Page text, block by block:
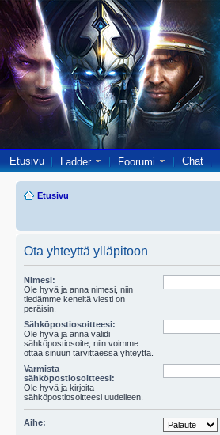
Etusivu Ladder Foorumi Chat
Etusivu
Ota yhteyttä ylläpitoon
Nimesi:
Ole hyvä ja anna nimesi, niin
tiedämme keneltä viesti on
peräisin.
Sähköpostiosoitteesi:
Ole hyvä ja anna validi
sähköpostiosoite, niin voimme
ottaa sinuun tarvittaessa yhteyttä.
Varmista
sähköpostiosoitteesi:
Ole hyvä ja kirjoita
sähköpostiosoitteesi uudelleen.
Aihe: